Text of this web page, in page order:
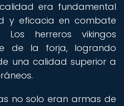
era fundamental
y eficacia en combate
herreros vikingos
de la forja, logrando
una calidad superior a
no solo eran armas de